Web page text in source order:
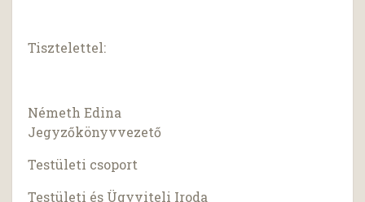
Tisztelettel:
Németh Edina
Jegyzőkönyvvezető
Testületi csoport
Testületi és Ügyviteli Iroda